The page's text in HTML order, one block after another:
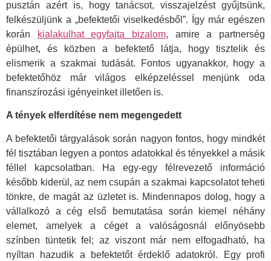
pusztán azért is, hogy tanácsot, visszajelzést gyűjtsünk,
felkészüljünk a „befektetői viselkedésből”. Így már egészen
korán
kialakulhat egyfajta bizalom, amire a partnerség
épülhet, és közben a befektető látja, hogy tisztelik és
elismerik a szakmai tudását. Fontos ugyanakkor, hogy a
befektetőhöz már világos elképzeléssel menjünk oda
finanszírozási igényeinket illetően is.
A tények elferdítése nem megengedett
A befektetői tárgyalások során nagyon fontos, hogy mindkét
fél tisztában legyen a pontos adatokkal és tényekkel a másik
féllel kapcsolatban. Ha egy-egy félrevezető információ
később kiderül, az nem csupán a szakmai kapcsolatot teheti
tönkre, de magát az üzletet is. Mindennapos dolog, hogy a
vállalkozó a cég első bemutatása során kiemel néhány
elemet, amelyek a céget a valóságosnál előnyösebb
színben tüntetik fel; az viszont már nem elfogadható, ha
nyíltan hazudik a befektetőt érdeklő adatokról. Egy profi